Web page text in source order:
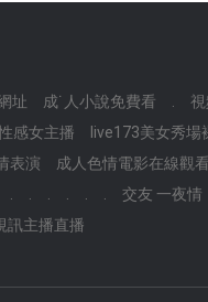
址 成˙人小說免費看
感女主播 live173美女秀
表演 成人色情電影在線觀看
交友 一夜情
訊主播直播